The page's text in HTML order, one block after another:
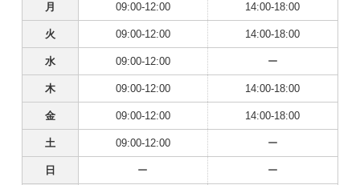
月 09:00-12:00 14:00-18:00
火 09:00-12:00 14:00-18:00
水 09:00-12:00 ー
木 09:00-12:00 14:00-18:00
金 09:00-12:00 14:00-18:00
土 09:00-12:00 ー
日 ー ー